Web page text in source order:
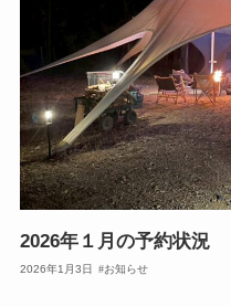
2026年１月の予約状況
2026年1月3日 お知らせ